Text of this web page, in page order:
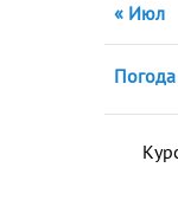
« Июл